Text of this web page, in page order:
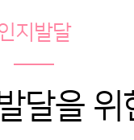
지발달
달을 위